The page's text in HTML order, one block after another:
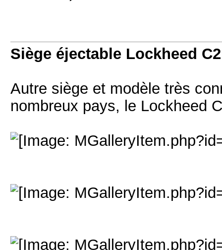
Siège éjectable Lockheed C2
Autre siège et modèle très
nombreux pays, le Lockheed